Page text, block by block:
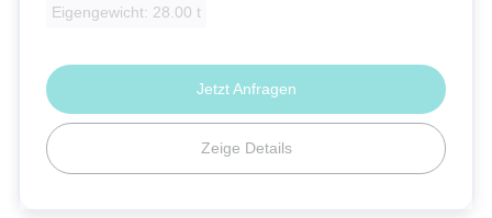
Eigengewicht: 28.00 t
Zeige Details
Jetzt Anfragen